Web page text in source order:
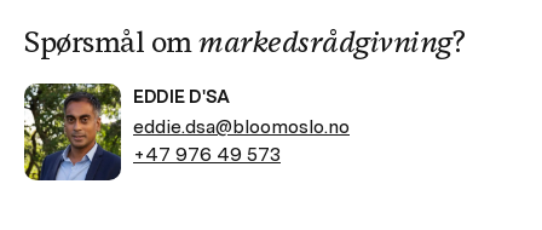
Spørsmål ommarkedsrådgivning?
EDDIE D'SA
eddie.dsa@bloomoslo.no
+47 976 49 573